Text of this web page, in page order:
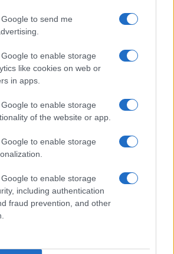
to send me
to enable storage
like cookies on web or
in apps.
to enable storage
of the website or app.
to enable storage
to enable storage
including authentication
fraud prevention, and other